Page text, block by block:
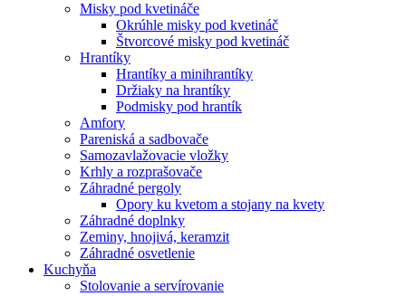
Misky pod kvetináče
Okrúhle misky pod kvetináč
Štvorcové misky pod kvetináč
Hrantíky
Hrantíky a minihrantíky
Držiaky na hrantíky
Podmisky pod hrantík
Amfory
Pareniská a sadbovače
Samozavlažovacie vložky
Krhly a rozprašovače
Záhradné pergoly
Opory ku kvetom a stojany na kvety
Záhradné doplnky
Zeminy, hnojivá, keramzit
Záhradné osvetlenie
Kuchyňa
Stolovanie a servírovanie